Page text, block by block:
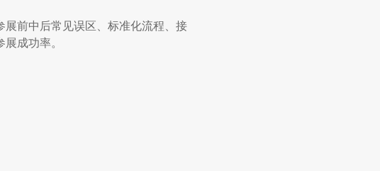
前中后常见误区、标准化流程、接
成功率。